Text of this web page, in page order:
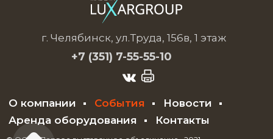
г. Челябинск, ул.Труда, 156в, 1 этаж
+7 (351) 7-55-55-10
О компании События
Новости
Аренда оборудования
Контакты